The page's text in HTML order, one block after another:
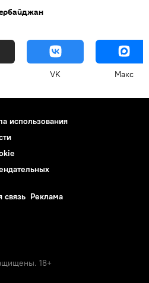
VK Макс
использования
связь Реклама
18+